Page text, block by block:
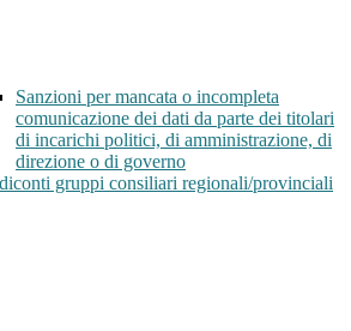
Sanzioni per mancata o incompleta
comunicazione dei dati da parte dei titolari
di incarichi politici, di amministrazione, di
direzione o di governo
gruppi consiliari regionali/provinciali